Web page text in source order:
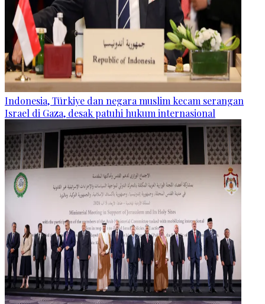
Indonesia, Türkiye dan negara muslim kecam serangan
Israel di Gaza, desak patuhi hukum internasional